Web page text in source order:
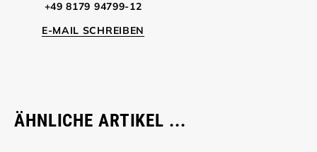
+49 8179 94799-12
E-MAIL SCHREIBEN
ÄHNLICHE ARTIKEL ...